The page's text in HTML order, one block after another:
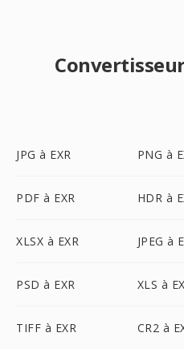
JPG à EXR PNG à
PDF à EXR HDR à
XLSX à EXR JPEG à
PSD à EXR XLS à
TIFF à EXR CR2 à